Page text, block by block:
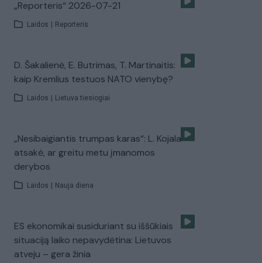
„Reporteris“ 2026-07-21
Laidos Reporteris
D. Šakalienė, E. Butrimas, T. Martinaitis:
kaip Kremlius testuos NATO vienybę?
Laidos Lietuva tiesiogiai
„Nesibaigiantis trumpas karas“: L. Kojala
atsakė, ar greitu metu įmanomos
derybos
Laidos Nauja diena
ES ekonomikai susiduriant su iššūkiais
situaciją laiko nepavydėtina: Lietuvos
atveju – gera žinia